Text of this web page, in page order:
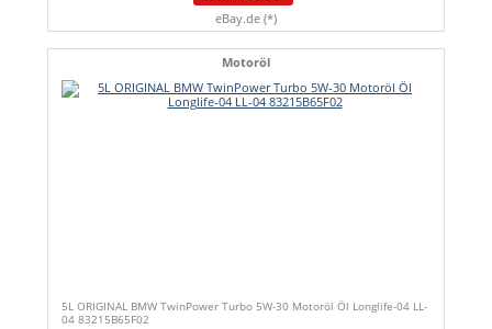
eBay.de (*)
Motoröl
5L ORIGINAL BMW TwinPower Turbo 5W-30 Motoröl Öl Longlife-04 LL-
04 83215B65F02